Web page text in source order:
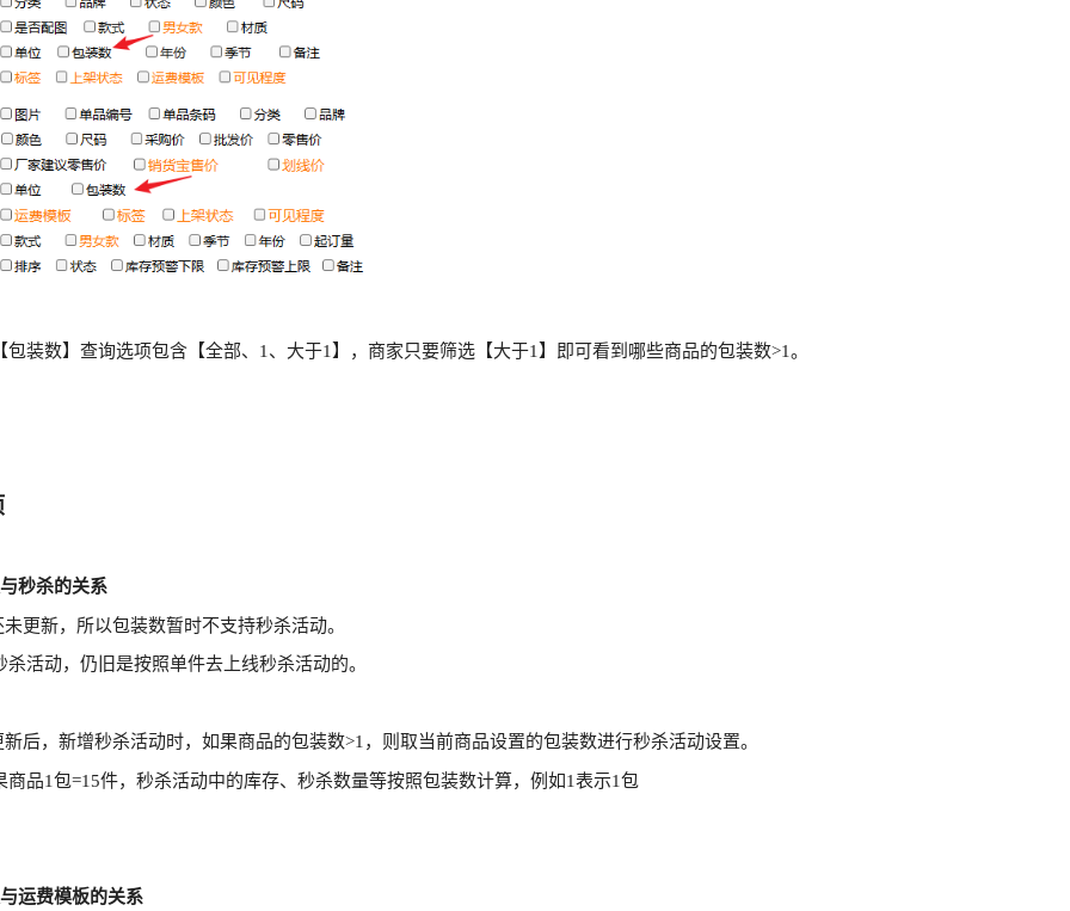
包装数】查询选项包含【全部、1、大于1】，商家只要筛选【大于1】即可看到哪些商品的包装数>1。
秒杀的关系
更新，所以包装数暂时不支持秒杀活动。
杀活动，仍旧是按照单件去上线秒杀活动的。
后，新增秒杀活动时，如果商品的包装数>1，则取当前商品设置的包装数进行秒杀活动设置。
商品1包=15件，秒杀活动中的库存、秒杀数量等按照包装数计算，例如1表示1包
运费模板的关系